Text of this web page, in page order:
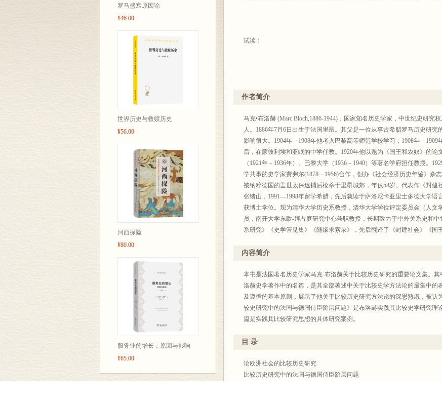
罗马盛衰原因论
¥46.00
世界历史与救赎历史
¥56.00
河西探险
¥80.00
服务业的增长：原因与影响
¥65.00
试读：
作者简介
马克•布洛赫 (Marc Bloch,1886-1944)，国家知名历史学家，中世纪史研究
人。1886年7月6日出生于法国里昂。其父是一位从事古希腊罗马历史研
影响很大。1904年－1908年他考入巴黎高等师范学校学习；1908年－
后，在蒙彼利埃和亚眠的中学任教。1920年他以题为《国王和农奴》的
（1921年－1936年）、巴黎大学（1936－1940）等著名学府担任教授。
学共事的史学家费弗尔(1878—1956)合作，创办《社会经济历史年鉴》杂
被纳粹德国的盖世太保逮捕后枪杀于里昂城郊，年仅58岁。代表作《封建
张绪山，1991—1998年留学希腊，先后就读于萨洛尼卡亚里士多德大学语
获博士学位。现为清华大学历史系教授，清华大学学位评定委员会（人文
员，南开大学东欧-拜占庭研究中心兼职教授，长期致力于中外关系史和
系研究》《史学管见集》《随缘求索录》，先后翻译了《封建社会》《国
内容简介
本书是法国著名历史学家马克·布洛赫关于比较历史研究的重要论文集。
洛赫史学著作中的名篇，是其全部著述中关于比较史学方法论的最集中的
及遵循的基本原则，展示了他关于比较历史研究方法论的深思熟虑，被认
较史研究中的法国与德国侍臣阶层问题》是布洛赫实践其比较史学研究理
篇是实践其比较研究思想的具体研究案例。
目 录
论欧洲社会的比较历史研究
比较历史研究中的法国与德国侍臣阶层问题